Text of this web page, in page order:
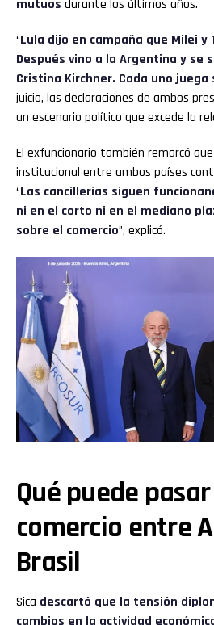
mutuos durante los últimos años.
“Lula dijo en campaña que Milei
Después vino a la Argentina y se
Cristina Kirchner. Cada uno juega
juicio, las declaraciones de ambos
un escenario político que excede la
El exfuncionario también remarcó
institucional entre ambos países
“Las cancillerías siguen
ni en el corto ni en el mediano
sobre el comercio”, explicó.
Qué puede
comercio entre
Brasil
Sica descartó que la tensión
cambios en la actividad